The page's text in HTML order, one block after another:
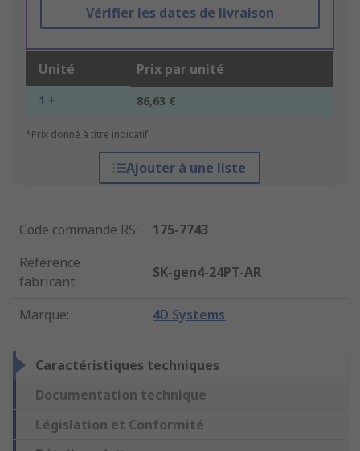
Vérifier les dates de livraison
Unité Prix par unité
1 + 86,63 €
*Prix donné à titre indicatif
Ajouter à une liste
Code commande RS:
175-7743
Référence
fabricant:
SK-gen4-24PT-AR
Marque: 4D Systems
Caractéristiques techniques
Documentation technique
Législation et Conformité